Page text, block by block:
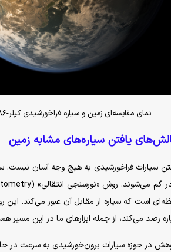
نمای مقایسه‌ای زمین و سیاره فراخورشیدی کپلر-۱۸۶ اف. ابعاد کپلر-۱۸۶ اف بر اساس مدل‌های آماری، کمی بزرگ‌تر از زمین برآورد شده است.
یافتن سیاره‌های مشابه زمین
سیارات فراخورشیدی به هیچ وجه آسان نیست.
رصد می‌کند، از جمله ابزار‌های ما در این مسیر
در حوزه سیارات برون‌خورشیدی به سرعت در